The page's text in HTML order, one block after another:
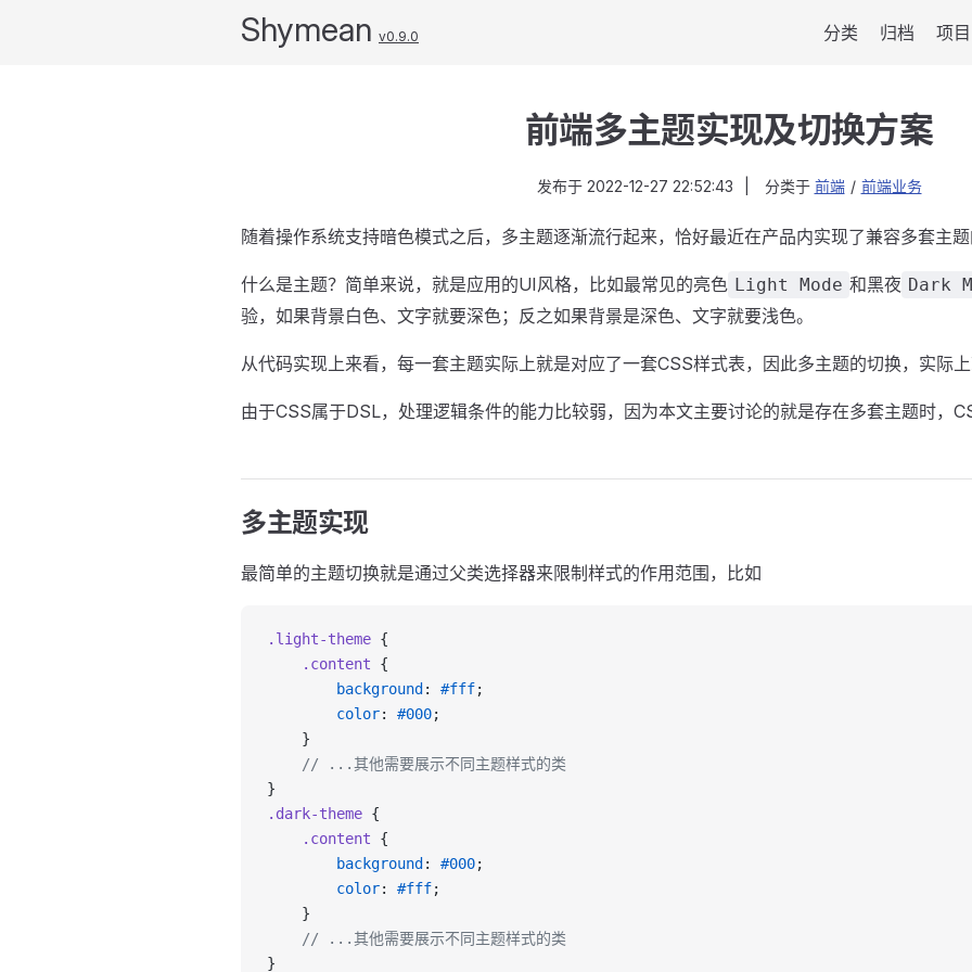
Shymean v0.9.0 分类 归档 项目
前端多主题实现及切换方案
发布于 2022-12-27 22:52:43 分类于 前端 / 前端业务
随着操作系统支持暗色模式之后，多主题逐渐流行起来，恰好最近在产品内实现了兼容多套主
什么是主题？简单来说，就是应用的UI风格，比如最常见的亮色 Light Mode 和黑夜 Dark
验，如果背景白色、文字就要深色；反之如果背景是深色、文字就要浅色。
从代码实现上来看，每一套主题实际上就是对应了一套CSS样式表，因此多主题的切换，实际
由于CSS属于DSL，处理逻辑条件的能力比较弱，因为本文主要讨论的就是存在多套主题时，
多主题实现
最简单的主题切换就是通过父类选择器来限制样式的作用范围，比如
.light-theme {
    .content
{
        background
: #fff;
        color
: #000;
    }
    // ...其他需要展示不同主题样式的类
}
.dark-theme {
    .content
{
        background
: #000;
        color
: #fff;
    }
    // ...其他需要展示不同主题样式的类
}